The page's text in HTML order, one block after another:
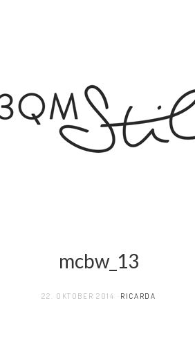
mcbw_13
22. OKTOBER 2014 RICARDA